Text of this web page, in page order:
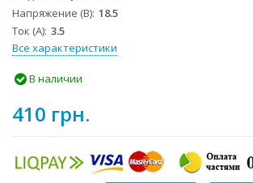
Напряжение (В) 18.5
Ток (А) 3.5
Все характеристики
В наличии
410 грн.